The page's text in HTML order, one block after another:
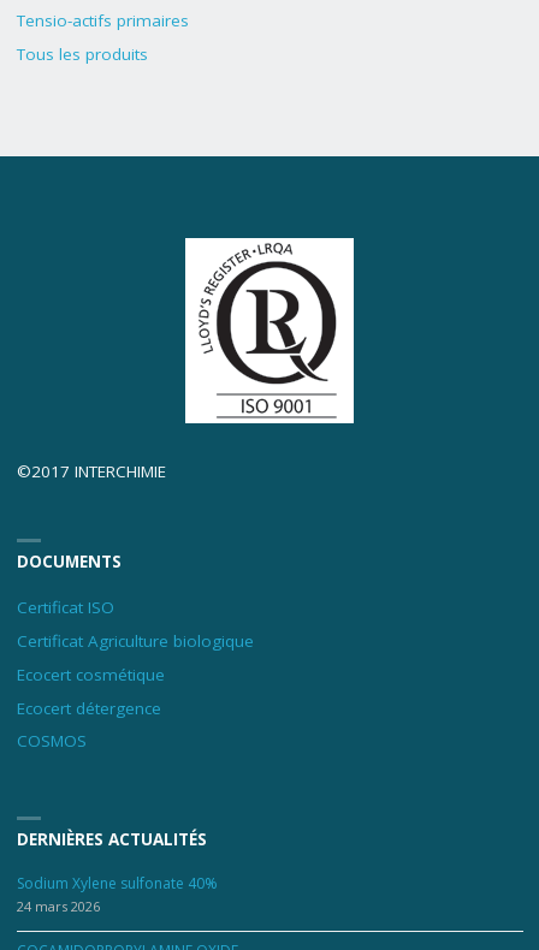
Tensio-actifs primaires
Tous les produits
©2017 INTERCHIMIE
DOCUMENTS
Certificat ISO
Certificat Agriculture biologique
Ecocert cosmétique
Ecocert détergence
COSMOS
DERNIÈRES ACTUALITÉS
Sodium Xylene sulfonate 40%
24 mars 2026